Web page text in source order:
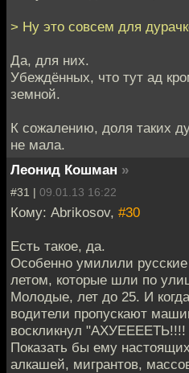
> Ну это совсем для
Да, для них.
Убеждённых, что тут ад
земной.
К сожалению, доля таких
не мала.
Леонид Кошман »
#31 | 09.01.13 16:22
Кому: Abrikosov, #30
Есть такое, да.
Особенно умилили
летом, которые шли по
Молодые, лет до 25. И
водители пропускают
воскликнул "АХУЕЕЕЕТЬ!!!!
Показать бы ему
алкашей, мигрантов,